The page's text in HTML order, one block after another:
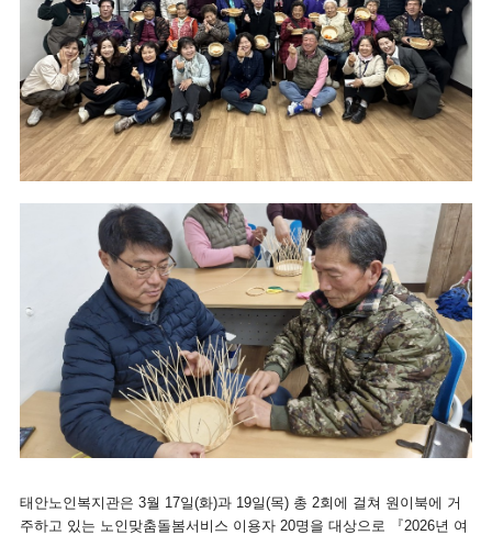
태안노인복지관은 3월 17일(화)과 19일(목) 총 2회에 걸쳐 원이북에 거
주하고 있는 노인맞춤돌봄서비스 이용자 20명을 대상으로 『2026년 여